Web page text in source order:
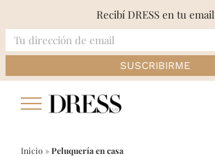
Inicio »Peluquería en casa
Recibí DRESS en tu email